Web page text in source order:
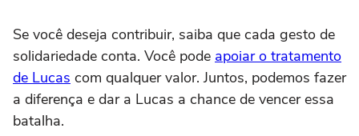
Se você deseja contribuir, saiba que cada gesto de
solidariedade conta. Você pode apoiar o tratamento
de Lucas com qualquer valor. Juntos, podemos fazer
a diferença e dar a Lucas a chance de vencer essa
batalha.